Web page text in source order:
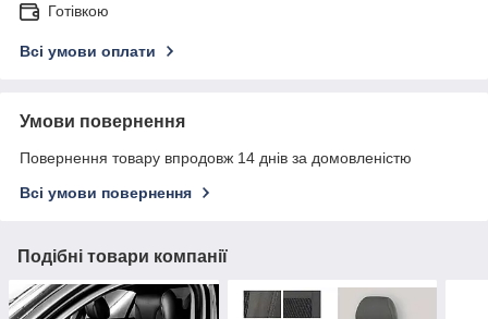
Готівкою
Всі умови оплати
Умови повернення
Повернення товару впродовж 14 днів за домовленістю
Всі умови повернення
Подібні товари компанії